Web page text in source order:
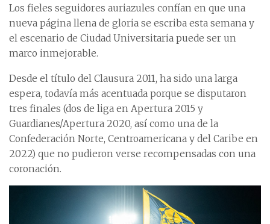
Los fieles seguidores auriazules confían en que una
nueva página llena de gloria se escriba esta semana y
el escenario de Ciudad Universitaria puede ser un
marco inmejorable.
Desde el título del Clausura 2011, ha sido una larga
espera, todavía más acentuada porque se disputaron
tres finales (dos de liga en Apertura 2015 y
Guardianes/Apertura 2020, así como una de la
Confederación Norte, Centroamericana y del Caribe en
2022) que no pudieron verse recompensadas con una
coronación.